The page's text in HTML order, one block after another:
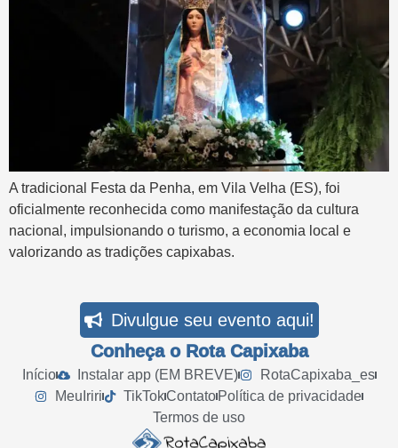
A tradicional Festa da Penha, em Vila Velha (ES), foi
oficialmente reconhecida como manifestação da cultura
nacional, impulsionando o turismo, a economia local e
valorizando as tradições capixabas.
Divulgue seu evento aqui!
Conheça o Rota Capixaba
Início Instalar app (EM BREVE)
RotaCapixaba_es
MeuIriri
TikTokContato Política de privacidade
Termos de uso